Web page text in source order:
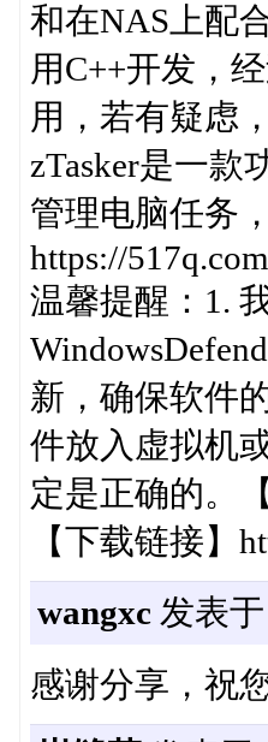
和在NAS上配
用C++开发，
用，若有疑虑
zTasker是一
管理电脑任务
https://
温馨提醒：1.
新，确保软件
件放入虚拟机
定是正确的。
【下载链接】
wangxc发表于
感谢分享，祝